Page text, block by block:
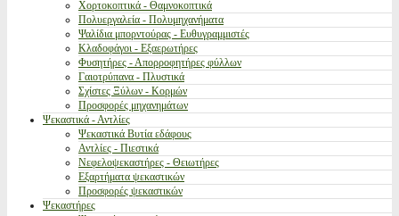
Χορτοκοπτικά - Θαμνοκοπτικά
Πολυεργαλεία - Πολυμηχανήματα
Ψαλίδια μπορντούρας - Ευθυγραμμιστές
Κλαδοφάγοι - Εξαερωτήρες
Φυσητήρες - Απορροφητήρες φύλλων
Γαιοτρύπανα - Πλυστικά
Σχίστες Ξύλων - Κορμών
Προσφορές μηχανημάτων
Ψεκαστικά - Αντλίες
Ψεκαστικά Βυτία εδάφους
Αντλίες - Πιεστικά
Νεφελοψεκαστήρες - Θειωτήρες
Εξαρτήματα ψεκαστικών
Προσφορές ψεκαστικών
Ψεκαστήρες